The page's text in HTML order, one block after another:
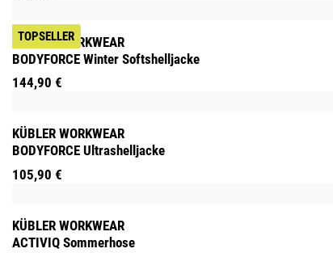
TOPSELLER
KÜBLER WORKWEAR
BODYFORCE Winter Softshelljacke
144,90 €
KÜBLER WORKWEAR
BODYFORCE Ultrashelljacke
105,90 €
KÜBLER WORKWEAR
ACTIVIQ Sommerhose